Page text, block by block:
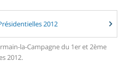
2012
la-Campagne du 1er et 2ème
2012.